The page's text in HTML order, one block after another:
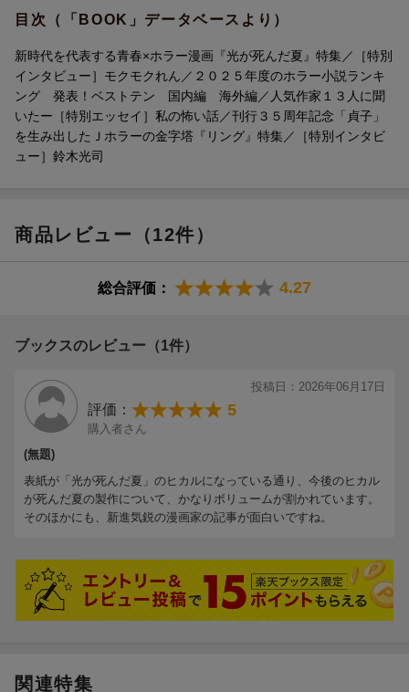
更新日：2026年05月28日
話」など、豪華企画も盛りだくさんの充実した一冊です。
目次（「BOOK」データベースより）
新時代を代表する青春×ホラー漫画『光が死んだ夏』特集／［特別
インタビュー］モクモクれん／２０２５年度のホラー小説ランキ
ング 発表！ベストテン 国内編 海外編／人気作家１３人に聞
いたー［特別エッセイ］私の怖い話／刊行３５周年記念「貞子」
を生み出したＪホラーの金字塔『リング』特集／［特別インタビ
ュー］鈴木光司
商品レビュー（12件）
総合評価： 4.27
ブックスのレビュー（1件）
投稿日：2026年06月17日
評価： 5
購入者さん
(無題)
表紙が「光が死んだ夏」のヒカルになっている通り、今後のヒカル
が死んだ夏の製作について、かなりボリュームが割かれています。
そのほかにも、新進気鋭の漫画家の記事が面白いですね。
関連特集